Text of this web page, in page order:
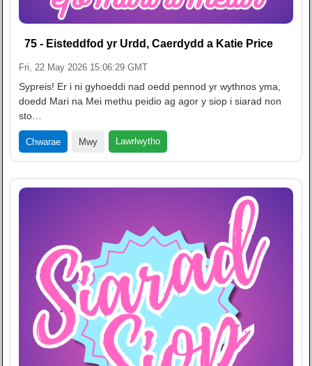
75 - Eisteddfod yr Urdd, Caerdydd a Katie Price
Fri, 22 May 2026 15:06:29 GMT
Sypreis! Er i ni gyhoeddi nad oedd pennod yr wythnos yma,
doedd Mari na Mei methu peidio ag agor y siop i siarad non
sto…
Chwarae Mwy Lawrlwytho